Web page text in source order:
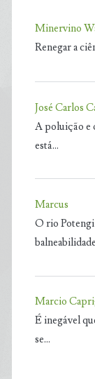
Minervino
Renegar a
José Carlos
A poluição e
está…
Marcus
O rio Potengi
Marcio
É inegável
se…